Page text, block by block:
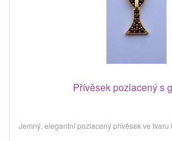
Přívěsek pozlacený s
Jemný, elegantní pozlacený přívěsek ve tvaru